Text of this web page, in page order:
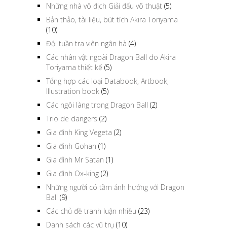
Những nhà vô địch Giải đấu võ thuật (5)
Bản thảo, tài liệu, bút tích Akira Toriyama
(10)
Đội tuần tra viên ngân hà (4)
Các nhân vật ngoài Dragon Ball do Akira
Toriyama thiết kế (5)
Tổng hợp các loại Databook, Artbook,
Illustration book (5)
Các ngôi làng trong Dragon Ball (2)
Trio de dangers (2)
Gia đình King Vegeta (2)
Gia đình Gohan (1)
Gia đình Mr Satan (1)
Gia đình Ox-king (2)
Những người có tầm ảnh hưởng với Dragon
Ball (9)
Các chủ đề tranh luận nhiều (23)
Danh sách các vũ trụ (10)